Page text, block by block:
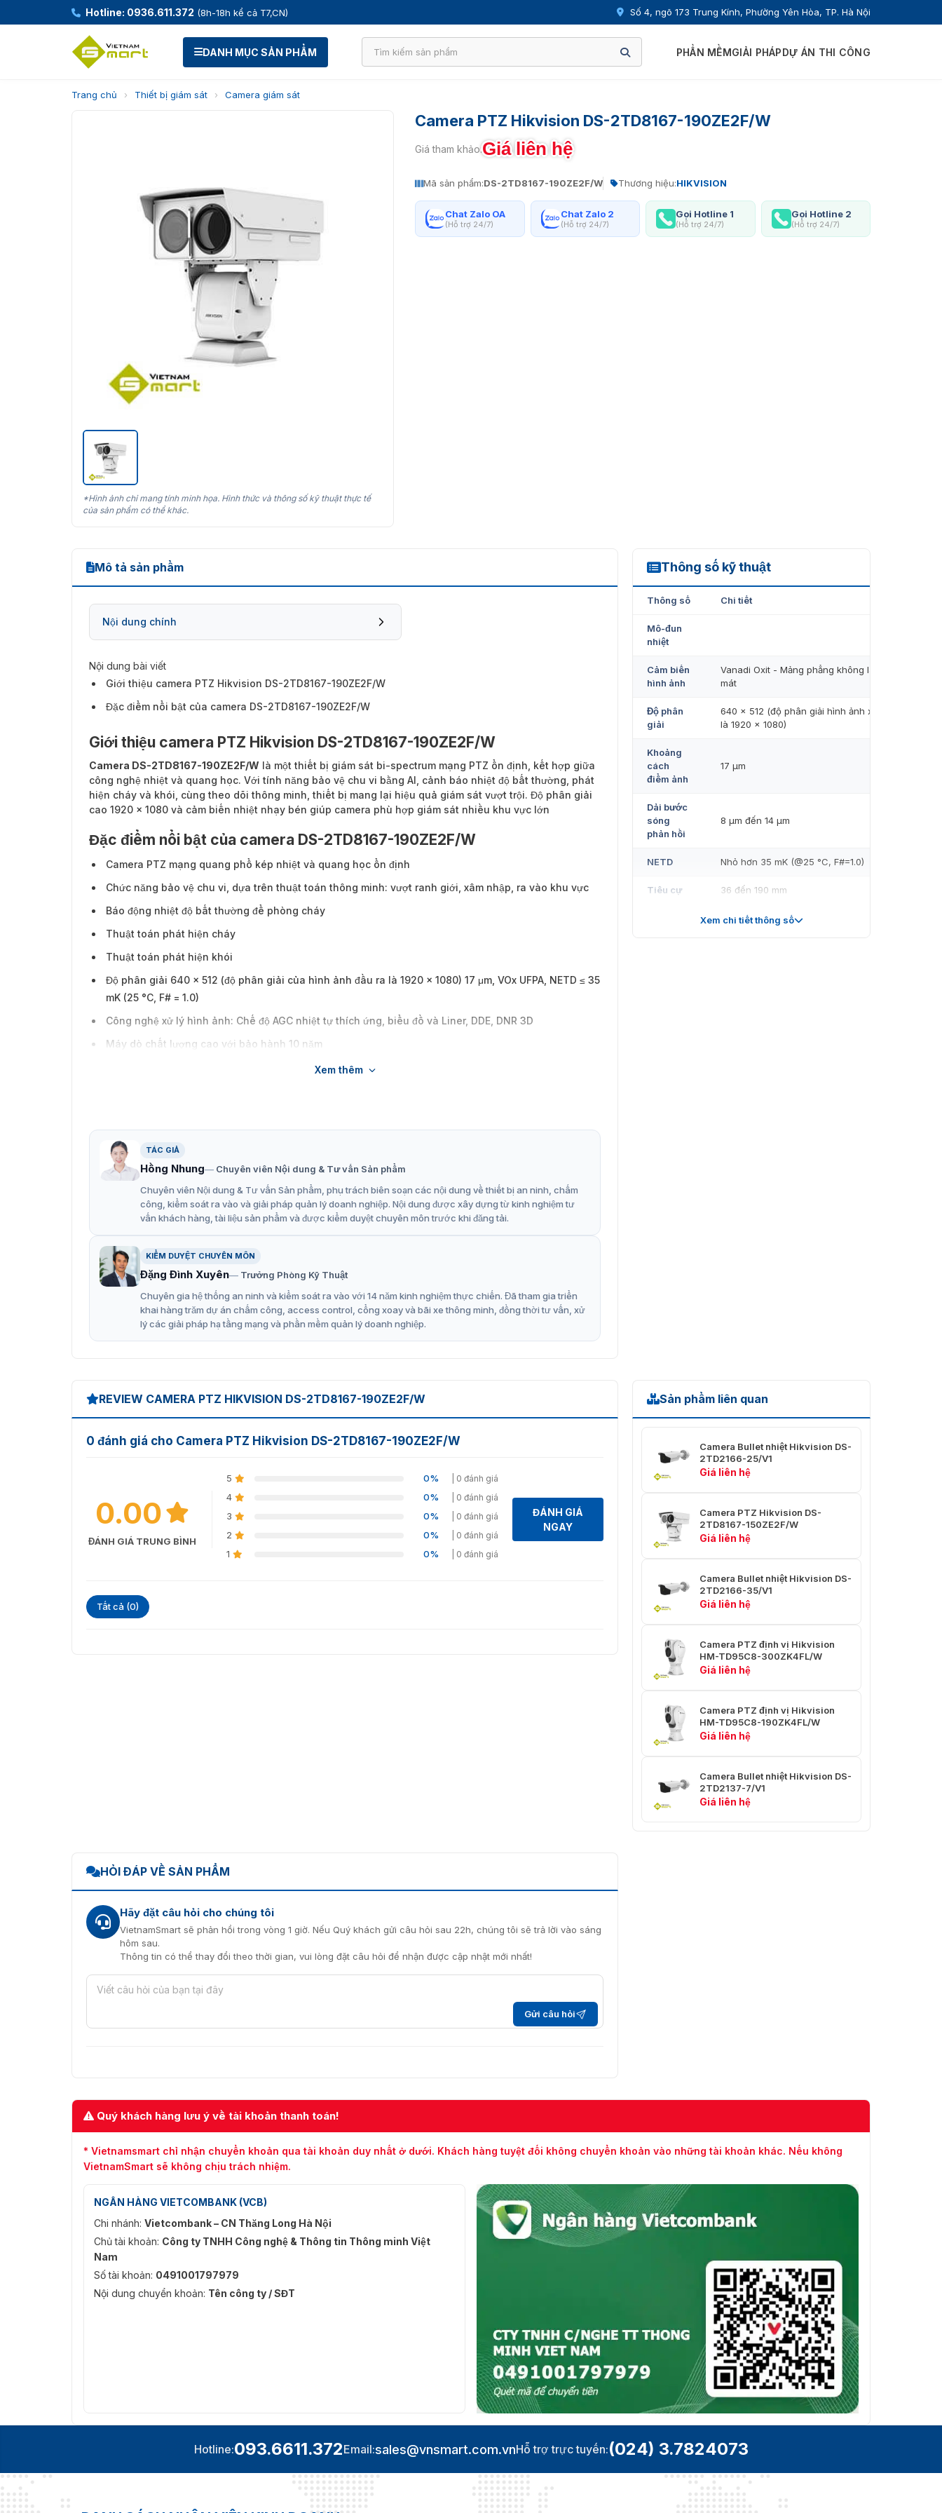
Hotline: 0936.611.372 (8h-18h kể cả T7,CN) Số 4, ngõ 173 Trung Kính, Phường Yên Hòa, TP. Hà Nội
DANH MỤC SẢN PHẨM PHẦN MỀMGIẢI PHÁPDỰ ÁN THI CÔNG
Trang chủ › Thiết bị giám sát › Camera giám sát
*Hình ảnh chỉ mang tính minh họa. Hình thức và thông số kỹ thuật thực tế
của sản phẩm có thể khác.
Camera PTZ Hikvision DS-2TD8167-190ZE2F/W
Giá tham khảo:Giá liên hệ
Mã sản phẩm:DS-2TD8167-190ZE2F/W Thương hiệu:HIKVISION
Chat Zalo OA
(Hỗ trợ 24/7)
Chat Zalo 2
(Hỗ trợ 24/7)
Gọi Hotline 1
(Hỗ trợ 24/7)
Gọi Hotline 2
(Hỗ trợ 24/7)
Mô tả sản phẩm
Nội dung chính
Nội dung bài viết
Giới thiệu camera PTZ Hikvision DS-2TD8167-190ZE2F/W
Đặc điểm nổi bật của camera DS-2TD8167-190ZE2F/W
Giới thiệu camera PTZ Hikvision DS-2TD8167-190ZE2F/W
Camera DS-2TD8167-190ZE2F/W là một thiết bị giám sát bi-spectrum mạng PTZ ổn định, kết hợp giữa
công nghệ nhiệt và quang học. Với tính năng bảo vệ chu vi bằng AI, cảnh báo nhiệt độ bất thường, phát
hiện cháy và khói, cùng theo dõi thông minh, thiết bị mang lại hiệu quả giám sát vượt trội. Độ phân giải
cao 1920 × 1080 và cảm biến nhiệt nhạy bén giúp camera phù hợp giám sát nhiều khu vực lớn
Đặc điểm nổi bật của camera DS-2TD8167-190ZE2F/W
Camera PTZ mạng quang phổ kép nhiệt và quang học ổn định
Chức năng bảo vệ chu vi, dựa trên thuật toán thông minh: vượt ranh giới, xâm nhập, ra vào khu vực
Báo động nhiệt độ bất thường để phòng cháy
Thuật toán phát hiện cháy
Thuật toán phát hiện khói
Độ phân giải 640 × 512 (độ phân giải của hình ảnh đầu ra là 1920 × 1080) 17 μm, VOx UFPA, NETD ≤ 35
mK (25 °C, F# = 1.0)
Công nghệ xử lý hình ảnh: Chế độ AGC nhiệt tự thích ứng, biểu đồ và Liner, DDE, DNR 3D
Máy dò chất lượng cao với bảo hành 10 năm
Theo dõi thông minh: Theo dõi toàn cảnh, Theo dõi sự kiện và Theo dõi tuần tra đa cảnh
Xem thêm
TÁC GIẢ
Hồng Nhung
Chuyên viên Nội dung & Tư vấn Sản phẩm
Chuyên viên Nội dung & Tư vấn Sản phẩm, phụ trách biên soạn các nội dung về thiết bị an ninh, chấm
công, kiểm soát ra vào và giải pháp quản lý doanh nghiệp. Nội dung được xây dựng từ kinh nghiệm tư
vấn khách hàng, tài liệu sản phẩm và được kiểm duyệt chuyên môn trước khi đăng tải.
KIỂM DUYỆT CHUYÊN MÔN
Đặng Đình Xuyên
Trưởng Phòng Kỹ Thuật
Chuyên gia hệ thống an ninh và kiểm soát ra vào với 14 năm kinh nghiệm thực chiến. Đã tham gia triển
khai hàng trăm dự án chấm công, access control, cổng xoay và bãi xe thông minh, đồng thời tư vấn, xử
lý các giải pháp hạ tầng mạng và phần mềm quản lý doanh nghiệp.
Thông số kỹ thuật
DS-2TD8167-190ZE2F/W
Thông số Chi tiết
Mô-đun
nhiệt
Cảm biến
hình ảnh
Vanadi Oxit - Mảng phẳng không làm
mát
Độ phân
giải
640 × 512 (độ phân giải hình ảnh xuất ra
là 1920 × 1080)
Khoảng
cách
điểm ảnh
17 μm
Dải bước
sóng
phản hồi
8 μm đến 14 μm
NETD Nhỏ hơn 35 mK (@25 °C, F#=1.0)
Tiêu cự 36 đến 190 mm
Bán tự động & Thủ công
Tiêu cự 12.5-775 mm, 62x
lấy nét
Bán tự động/Thủ công
Tốc độ
màn trập
1s đến 1/30,000s
WDR
Zoom kỹ
thuật số
×2, ×4, ×8, ×16
quang
Có
hình ảnh
Hình ảnh
trong hình
Hiển thị hình ảnh một phần của kênh
nhiệt trên toàn màn hình của kênh
Tô màu
Hỗ trợ trong chế độ nóng trắng và nóng
đen
Ghi nhớ
khi mất
Có
Chế độ đỗ
Preset/Quét mẫu/Quét tuần tra/Quét tự
động/Quét nghiêng/Quét ngẫu
nhiên/Quét khung hình/Quét toàn cảnh
Bật/Tắt
trình
Preset/Quét mẫu/Quét tuần tra/Quét tự
động/Quét nghiêng/Quét ngẫu
nhiên/Quét khung hình/Quét toàn
cảnh/Khởi động lại Doom/Điều chỉnh
Doom/Đầu ra phụ
Chức
minh
Hỗ trợ 4 loại quy tắc VCA (Vượt hàng
rào, Xâm nhập, Vào vùng, và Rời vùng),
tối đa 10 cảnh và 8 quy tắc VCA cho mỗi
Xem chi tiết thông số
REVIEW CAMERA PTZ HIKVISION DS-2TD8167-190ZE2F/W
0 đánh giá cho Camera PTZ Hikvision DS-2TD8167-190ZE2F/W
0.00
ĐÁNH GIÁ TRUNG BÌNH
5 0% | 0 đánh giá
4 0% | 0 đánh giá
3 0% | 0 đánh giá
2 0% | 0 đánh giá
1 0% | 0 đánh giá
ĐÁNH GIÁ
NGAY
Tất cả (0)
Sản phẩm liên quan
Camera Bullet nhiệt Hikvision DS-
2TD2166-25/V1
Giá liên hệ
Camera PTZ Hikvision DS-
2TD8167-150ZE2F/W
Giá liên hệ
Camera Bullet nhiệt Hikvision DS-
2TD2166-35/V1
Giá liên hệ
Camera PTZ định vị Hikvision
HM-TD95C8-300ZK4FL/W
Giá liên hệ
Camera PTZ định vị Hikvision
HM-TD95C8-190ZK4FL/W
Giá liên hệ
Camera Bullet nhiệt Hikvision DS-
2TD2137-7/V1
Giá liên hệ
HỎI ĐÁP VỀ SẢN PHẨM
Hãy đặt câu hỏi cho chúng tôi
VietnamSmart sẽ phản hồi trong vòng 1 giờ. Nếu Quý khách gửi câu hỏi sau 22h, chúng tôi sẽ trả lời vào sáng
hôm sau.
Thông tin có thể thay đổi theo thời gian, vui lòng đặt câu hỏi để nhận được cập nhật mới nhất!
Gửi câu hỏi
Quý khách hàng lưu ý về tài khoản thanh toán!
* Vietnamsmart chỉ nhận chuyển khoản qua tài khoản duy nhất ở dưới. Khách hàng tuyệt đối không chuyển khoản vào những tài khoản khác. Nếu không
VietnamSmart sẽ không chịu trách nhiệm.
NGÂN HÀNG VIETCOMBANK (VCB)
Chi nhánh: Vietcombank – CN Thăng Long Hà Nội
Chủ tài khoản: Công ty TNHH Công nghệ & Thông tin Thông minh Việt
Nam
Số tài khoản: 0491001797979
Nội dung chuyển khoản: Tên công ty / SĐT
Hotline:093.6611.372Email:sales@vnsmart.com.vnHỗ trợ trực tuyến:(024) 3.7824073